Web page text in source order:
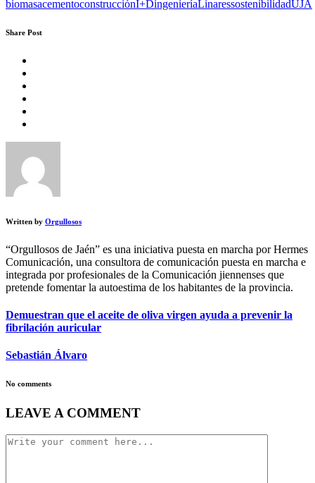
biomasacementoconstrucciónI+DingenieríaLinaressostenibilidadUJA
Share Post
Written by Orgullosos
“Orgullosos de Jaén” es una iniciativa puesta en marcha por Hermes
Comunicación, una consultora de comunicación puesta en marcha e
integrada por profesionales de la Comunicación jiennenses que
pretende fomentar la autoestima de los habitantes de la provincia.
Demuestran que el aceite de oliva virgen ayuda a prevenir la
fibrilación auricular
Sebastián Álvaro
No comments
LEAVE A COMMENT